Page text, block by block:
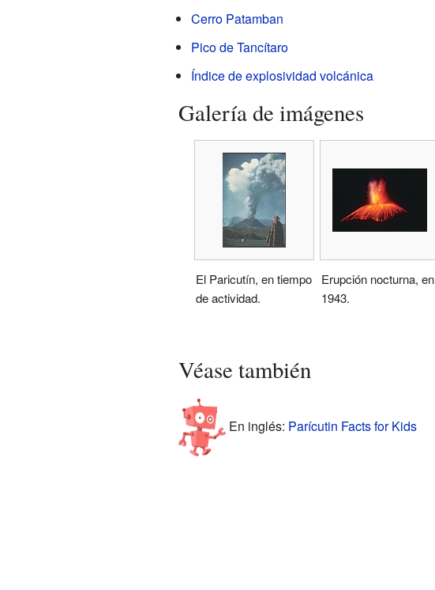
Cerro Patamban
Pico de Tancítaro
Índice de explosividad volcánica
Galería de imágenes
El Paricutín, en tiempo
de actividad.
Erupción nocturna, en
1943.
Véase también
En inglés: Parícutin Facts for Kids